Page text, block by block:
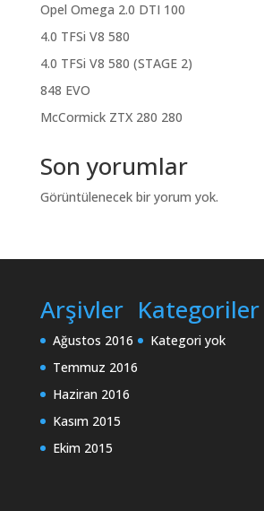
Opel Omega 2.0 DTI 100
4.0 TFSi V8 580
4.0 TFSi V8 580 (STAGE 2)
848 EVO
McCormick ZTX 280 280
Son yorumlar
Görüntülenecek bir yorum yok.
Arşivler
Ağustos 2016
Temmuz 2016
Haziran 2016
Kasım 2015
Ekim 2015
Kategoriler
Kategori yok